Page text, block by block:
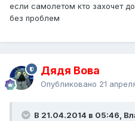
если самолетом кто захочет
без проблем
Дядя Вова
Опубликовано 21
В 21.04.2014 в 05:46,